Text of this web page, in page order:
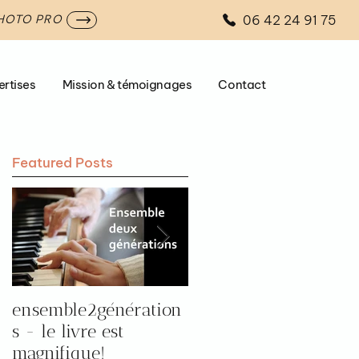
PRO 06 42 24 91 75
Mission & témoignages Contact
Featured Posts
ensemble2génération
s - le livre est
magnifique!